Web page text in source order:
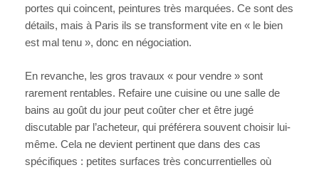
portes qui coincent, peintures très marquées. Ce sont des
détails, mais à Paris ils se transforment vite en « le bien
est mal tenu », donc en négociation.
En revanche, les gros travaux « pour vendre » sont
rarement rentables. Refaire une cuisine ou une salle de
bains au goût du jour peut coûter cher et être jugé
discutable par l’acheteur, qui préférera souvent choisir lui-
même. Cela ne devient pertinent que dans des cas
spécifiques : petites surfaces très concurrentielles où